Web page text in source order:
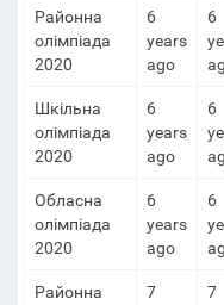
Районна
олімпіада
2020
6
years
ago
6
Шкільна
олімпіада
2020
6
years
ago
6
Обласна
олімпіада
2020
6
years
ago
6
Районна
7
7